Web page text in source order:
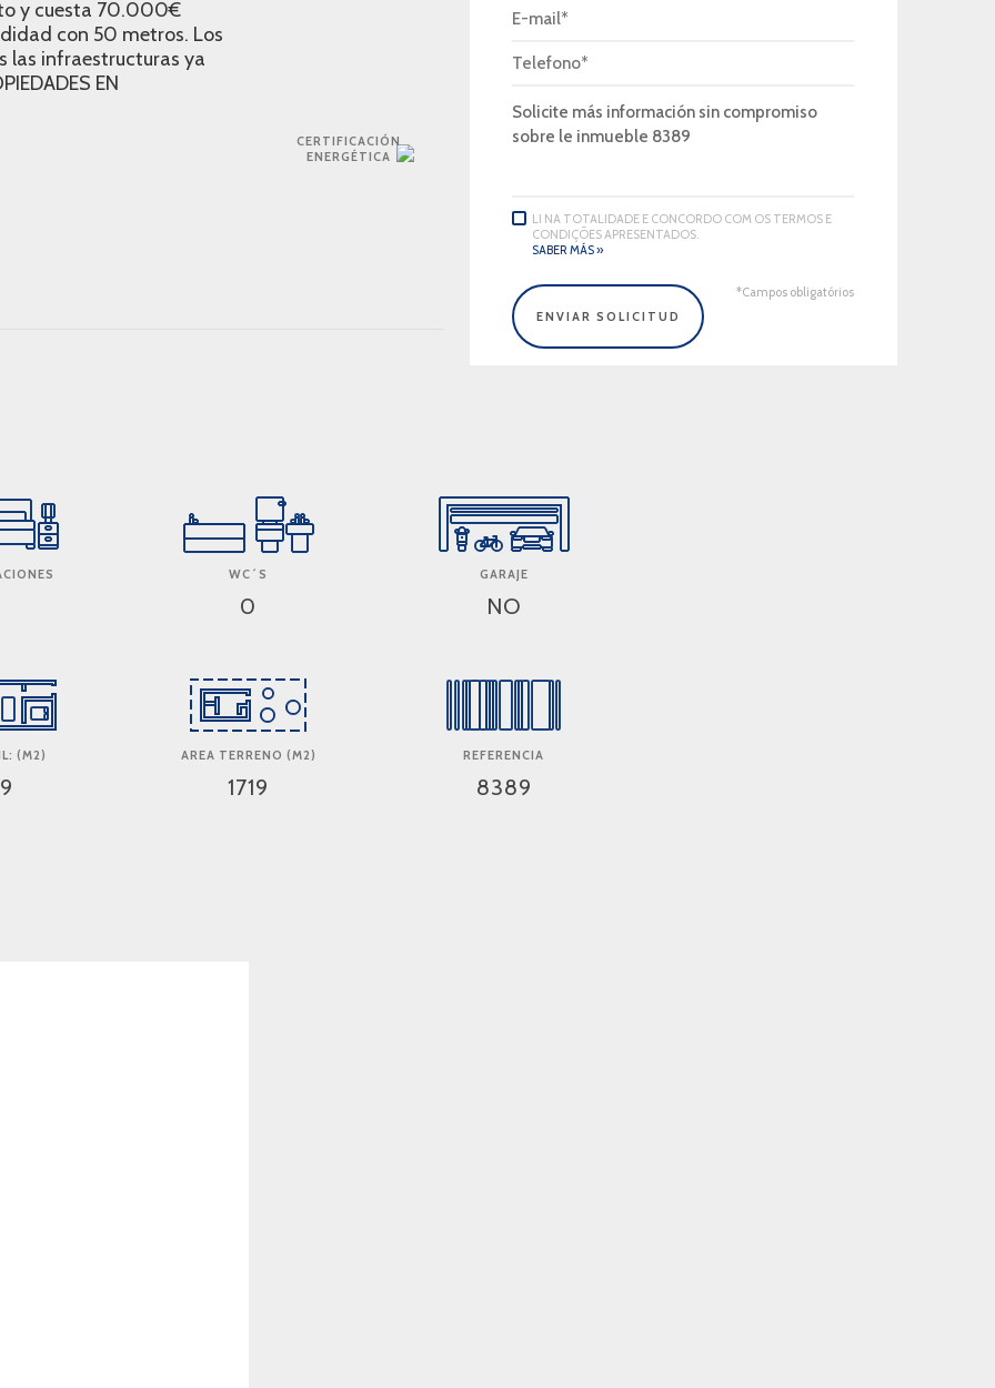
CERTIFICACIÓN
ENERGÉTICA
y cuesta 70.000€
con 50 metros. Los
las infraestructuras ya
EN
LI NA TOTALIDADE E CONCORDO COM OS TERMOS E
CONDIÇÕES APRESENTADOS.
SABER MÁS »
*Campos obligatórios
WC´S
0
GARAJE
NO
(M2) AREA TERRENO (M2)
1719
REFERENCIA
8389